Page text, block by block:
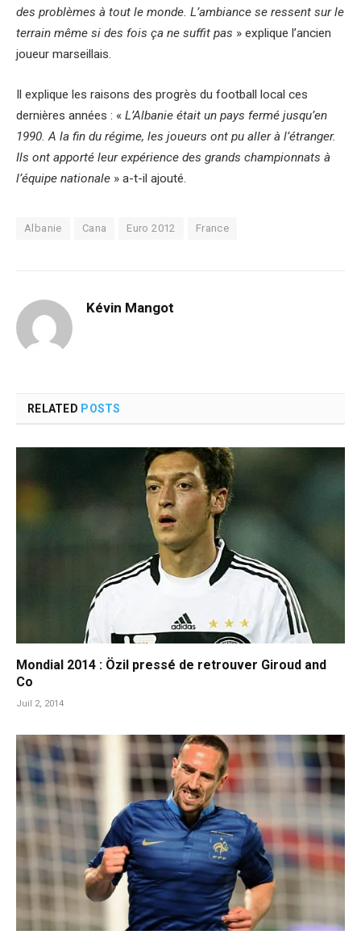
des problèmes à tout le monde. L’ambiance se ressent sur le
terrain même si des fois ça ne suffit pas » explique l’ancien
joueur marseillais.
Il explique les raisons des progrès du football local ces
dernières années : « L’Albanie était un pays fermé jusqu’en
1990. A la fin du régime, les joueurs ont pu aller à l’étranger.
Ils ont apporté leur expérience des grands championnats à
l’équipe nationale » a-t-il ajouté.
Albanie Cana Euro 2012 France
Kévin Mangot
RELATED POSTS
Mondial 2014 : Özil pressé de retrouver Giroud and
Co
Juil 2, 2014